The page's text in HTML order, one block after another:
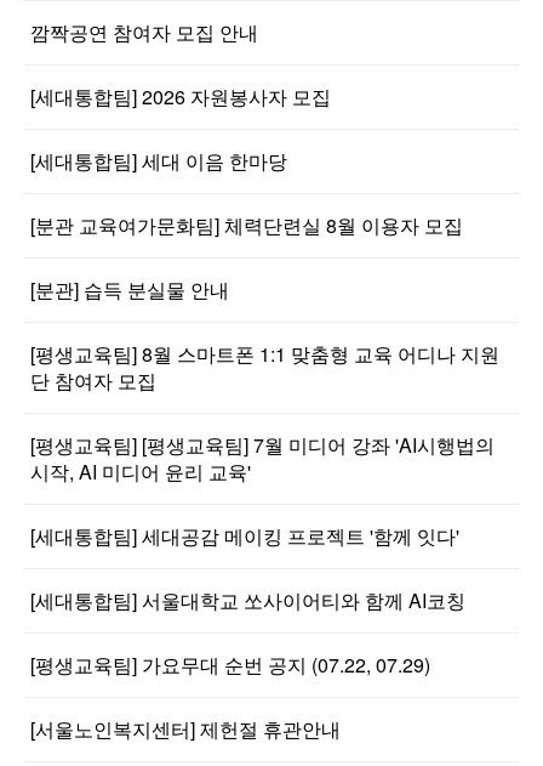
깜짝공연 참여자 모집 안내
[세대통합팀] 2026 자원봉사자 모집
[세대통합팀] 세대 이음 한마당
[분관 교육여가문화팀] 체력단련실 8월 이용자 모집
[분관] 습득 분실물 안내
[평생교육팀] 8월 스마트폰 1:1 맞춤형 교육 어디나 지원
단 참여자 모집
[평생교육팀] [평생교육팀] 7월 미디어 강좌 'AI시행법의
시작, AI 미디어 윤리 교육'
[세대통합팀] 세대공감 메이킹 프로젝트 '함께 잇다'
[세대통합팀] 서울대학교 쏘사이어티와 함께 AI코칭
[평생교육팀] 가요무대 순번 공지 (07.22, 07.29)
[서울노인복지센터] 제헌절 휴관안내